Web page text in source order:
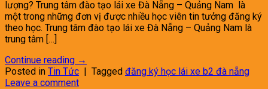
lượng? Trung tâm đào tạo lái xe Đà Nẵng – Quảng Nam là
một trong những đơn vị được nhiều học viên tin tưởng đăng ký
theo học. Trung tâm đào tạo lái xe Đà Nẵng – Quảng Nam là
trung tâm […]
Continue reading →
Posted in Tin Tức | Tagged đăng ký học lái xe b2 đà nẵng
Leave a comment